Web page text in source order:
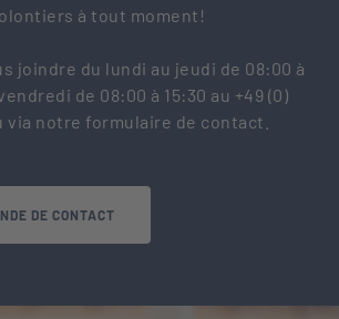
à tout moment!
joindre du lundi au jeudi de 08:00 à
de 08:00 à 15:30 au +49 (0)
via notre formulaire de contact.
DE CONTACT